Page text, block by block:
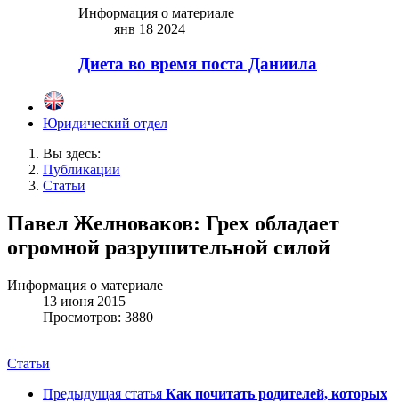
Информация о материале
янв 18 2024
Диета во время поста Даниила
Юридический отдел
Вы здесь:
Публикации
Статьи
Павел Желноваков: Грех обладает
огромной разрушительной силой
Информация о материале
13 июня 2015
Просмотров: 3880
Статьи
Предыдущая статья Как почитать родителей, которых